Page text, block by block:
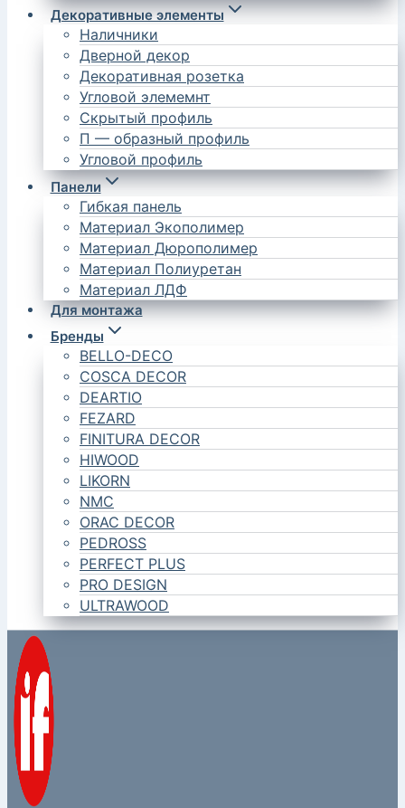
Декоративные элементы
Наличники
Дверной декор
Декоративная розетка
Угловой элемемнт
Скрытый профиль
П — образный профиль
Угловой профиль
Панели
Гибкая панель
Материал Экополимер
Материал Дюрополимер
Материал Полиуретан
Материал ЛДФ
Для монтажа
Бренды
BELLO-DECO
COSCA DECOR
DEARTIO
FEZARD
FINITURA DECOR
HIWOOD
LIKORN
NMC
ORAC DECOR
PEDROSS
PERFECT PLUS
PRO DESIGN
ULTRAWOOD